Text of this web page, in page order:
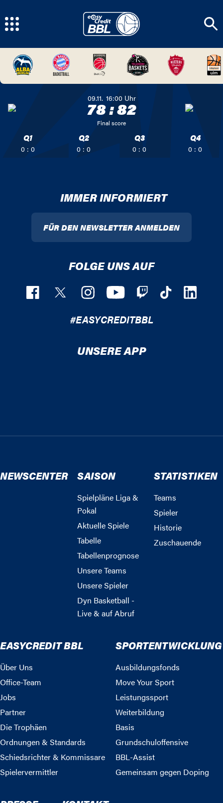
09.11. 16:00 Uhr
78:82
Final score
Q1
0 : 0
Q2
0 : 0
Q3
0 : 0
Q4
0 : 0
IMMER INFORMIERT
FÜR DEN NEWSLETTER ANMELDEN
FOLGE UNS AUF
#EASYCREDITBBL
UNSERE APP
NEWSCENTER SAISON
Spielpläne Liga &
Pokal
Aktuelle Spiele
Tabelle
Tabellenprognose
Unsere Teams
Unsere Spieler
Dyn Basketball -
Live & auf Abruf
STATISTIKEN
Teams
Spieler
Historie
Zuschauende
EASYCREDIT BBL
Über Uns
Office-Team
Jobs
Partner
Die Trophäen
Ordnungen & Standards
Schiedsrichter & Kommissare
Spielervermittler
SPORTENTWICKLUNG
Ausbildungsfonds
Move Your Sport
Leistungssport
Weiterbildung
Basis
Grundschuloffensive
BBL-Assist
Gemeinsam gegen Doping